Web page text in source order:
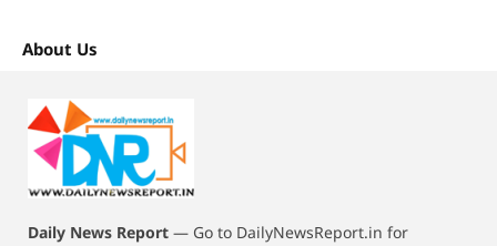
About Us
Daily News Report — Go to DailyNewsReport.in for